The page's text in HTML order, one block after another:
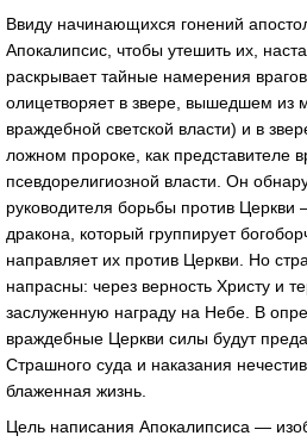
Ввиду начинающихся гонений
Апокалипсис, чтобы утешить их,
раскрывает тайные намерения
олицетворяет в звере, вышедшем из
враждебной светской власти) и в
ложном пророке, как представителе
псевдорелигиозной власти. Он
руководителя борьбы против Церкви
дракона, который группирует
направляет их против Церкви. Но
напрасны: через верность Христу и
заслуженную награду на Небе. В
враждебные Церкви силы будут
Страшного суда и наказания
блаженная жизнь.
Цель написания Апокалипсиса —